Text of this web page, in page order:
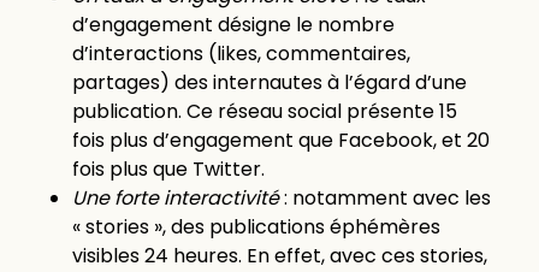
d’engagement désigne le nombre
d’interactions (likes, commentaires,
partages) des internautes à l’égard d’une
publication. Ce réseau social présente 15
fois plus d’engagement que Facebook, et 20
fois plus que Twitter.
Une forte interactivité: notamment avec les
« stories », des publications éphémères
visibles 24 heures. En effet, avec ces stories,